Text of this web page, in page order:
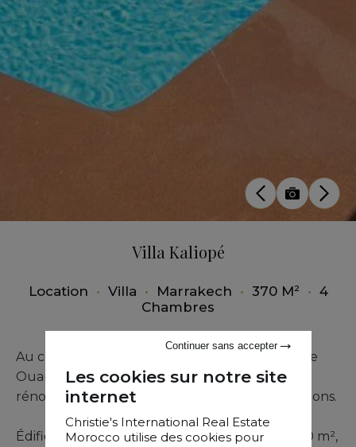
Villa Kaliopé
Location • Villa • Marrakech • 370 M² • 4
Chambres
Au cœur d’un domaine sécurisé sur la route de
Ouarzazate, la Villa Kaliopé se distingue par sa
rénovation récente et la qualité de ses prestations.
Édifiée sur un superbe terrain arboré de 4 000 m²,
Les cookies sur notre site
internet
Christie's International Real Estate
Morocco utilise des cookies pour
Continuer sans accepter